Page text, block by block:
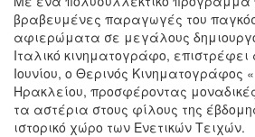
ΤΟΠΟΣ
ΜΑΣ
βραβευμένες παραγωγές του
αφιερώματα σε μεγάλους
Ιταλικό κινηματογράφο,
Ιουνίου, ο Θερινός Κινηματογράφος
Ηρακλείου, προσφέροντας
τα αστέρια στους φίλους της
ιστορικό χώρο των Ενετικών Τειχών.